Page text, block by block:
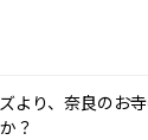
より、奈良のお
？